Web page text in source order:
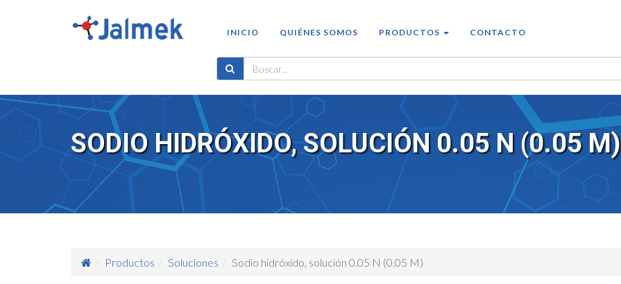
INICIO QUIÉNES SOMOS PRODUCTOS CONTACTO
SODIO HIDRÓXIDO, SOLUCIÓN 0.05 N (0.05 M)
Productos Soluciones Sodio hidróxido, solución 0.05 N (0.05 M)